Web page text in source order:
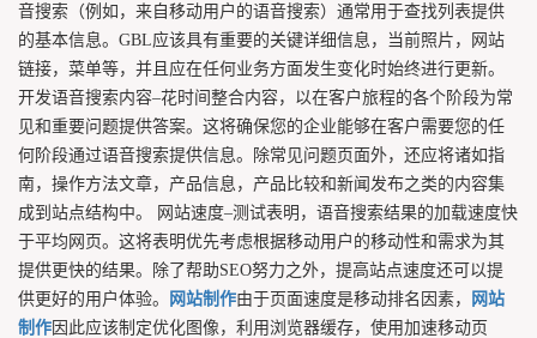
音搜索（例如，来自移动用户的语音搜索）通常用于查找列表提供
的基本信息。GBL应该具有重要的关键详细信息，当前照片，网站
链接，菜单等，并且应在任何业务方面发生变化时始终进行更新。
开发语音搜索内容–花时间整合内容，以在客户旅程的各个阶段为常
见和重要问题提供答案。这将确保您的企业能够在客户需要您的任
何阶段通过语音搜索提供信息。除常见问题页面外，还应将诸如指
南，操作方法文章，产品信息，产品比较和新闻发布之类的内容集
成到站点结构中。 网站速度–测试表明，语音搜索结果的加载速度快
于平均网页。这将表明优先考虑根据移动用户的移动性和需求为其
提供更快的结果。除了帮助SEO努力之外，提高站点速度还可以提
供更好的用户体验。
网站制作由于页面速度是移动排名因素，
网站
制作因此应该制定优化图像，利用浏览器缓存，使用加速移动页